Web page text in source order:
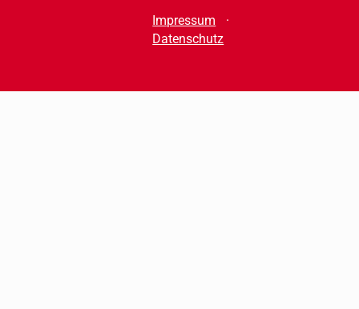
Impressum
Datenschutz